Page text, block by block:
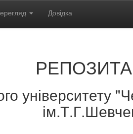
Довідка
університету